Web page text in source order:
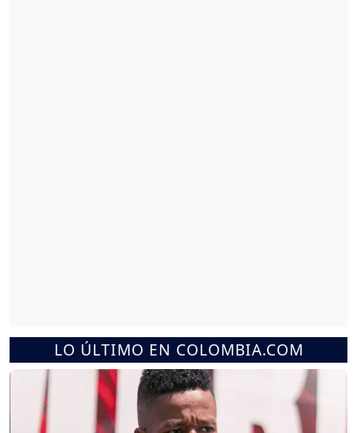
LO ÚLTIMO EN COLOMBIA.COM